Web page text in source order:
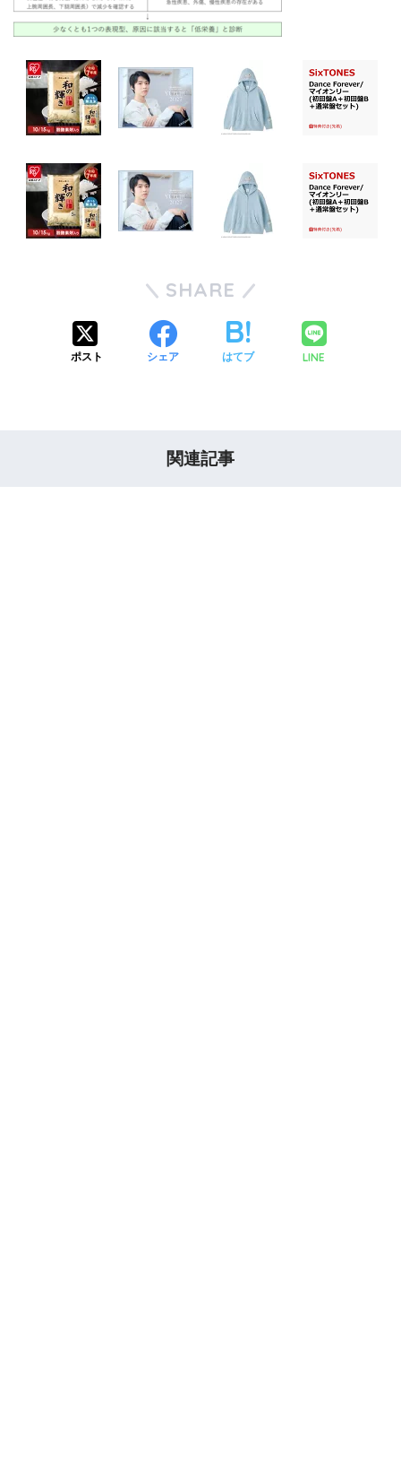
SHARE
ポスト シェア はてブ LINE
関連記事